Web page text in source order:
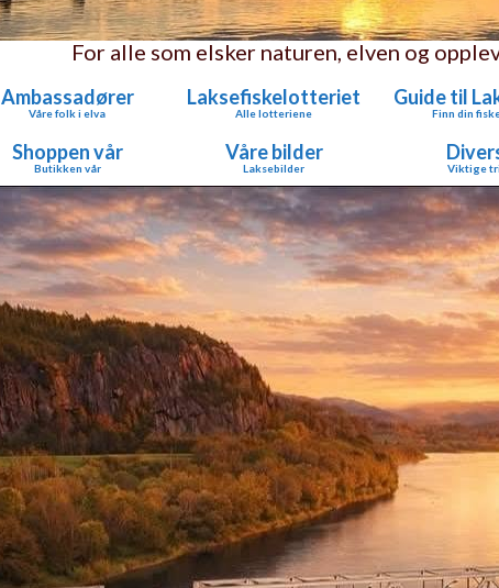
For alle som elsker naturen, elven og
Ambassadører
Våre folk i elva
Laksefiskelotteriet
Alle lotteriene
Guide til
Finn din
Shoppen vår
Butikken vår
Våre bilder
Laksebilder Viktige